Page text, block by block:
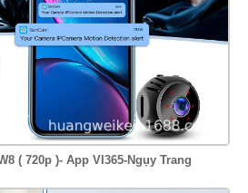
( 720p )- App VI365-Ngụy Trang